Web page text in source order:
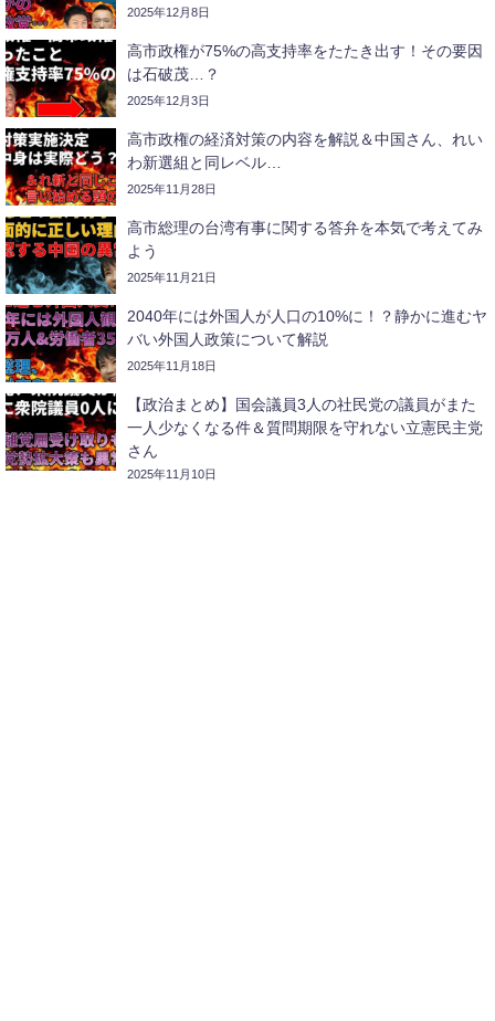
2025年12月8日
高市政権が75%の高支持率をたたき出す！その要因
は石破茂…？
2025年12月3日
高市政権の経済対策の内容を解説＆中国さん、れい
わ新選組と同レベル…
2025年11月28日
高市総理の台湾有事に関する答弁を本気で考えてみ
よう
2025年11月21日
2040年には外国人が人口の10%に！？静かに進むヤ
バい外国人政策について解説
2025年11月18日
【政治まとめ】国会議員3人の社民党の議員がまた
一人少なくなる件＆質問期限を守れない立憲民主党
さん
2025年11月10日